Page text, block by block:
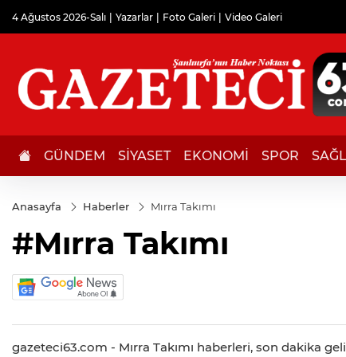
4 Ağustos 2026-Salı Yazarlar Foto Galeri Video Galeri
GÜNDEM SİYASET EKONOMİ SPOR
Anasayfa Haberler Mırra Takımı
#Mırra Takımı
gazeteci63.com - Mırra Takımı haberleri, son dakika